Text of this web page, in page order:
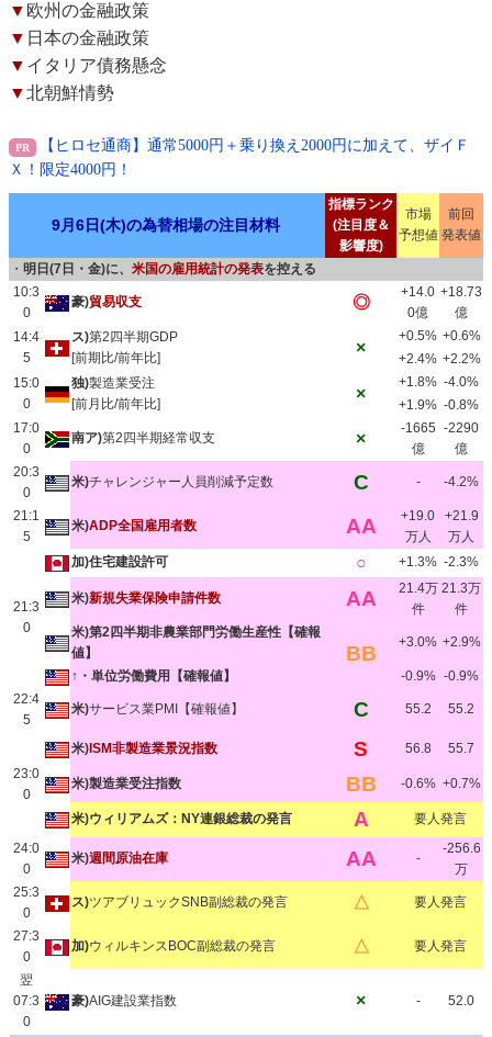
▼ 欧州の金融政策
▼ 日本の金融政策
▼ イタリア債務懸念
▼北朝鮮情勢
【ヒロセ通商】通常5000円＋乗り換え2000円に加えて、ザイＦ
Ｘ！限定4000円！
9月6日(木)の為替相場の注目材料
指標ランク
(注目度＆
影響度)
市場
予想値
前回
発表値
・ 明日(7日・金)に、 米国の雇用統計の発表を控える
10:3
0
豪)貿易収支 ◎
+14.0
0億
+18.73
億
14:4
5
ス)第2四半期GDP
[前期比/前年比]
×
+0.5% +0.6%
+2.4% +2.2%
15:0
0
独)製造業受注
[前月比/前年比]
×
+1.8% -4.0%
+1.9% -0.8%
17:0
0
南ア)第2四半期経常収支 ×
-1665
億
-2290
億
20:3
0
米)チャレンジャー人員削減予定数 C - -4.2%
21:1
5
米)ADP全国雇用者数 AA
+19.0
万人
+21.9
万人
21:3
0
加)住宅建設許可 ○ +1.3% -2.3%
米)新規失業保険申請件数 AA
21.4万
件
21.3万
件
米)第2四半期非農業部門労働生産性【確報
値】
BB +3.0% +2.9%
↑・単位労働費用【確報値】 -0.9% -0.9%
22:4
5
米)サービス業PMI【確報値】 C 55.2 55.2
23:0
0
米) ISM非製造業景況指数 S 56.8 55.7
米)製造業受注指数 BB -0.6% +0.7%
米)ウィリアムズ：NY連銀総裁の発言 A
要人発言
24:0
0
米)週間原油在庫 AA -
-256.6
万
25:3
0
ス)ツアブリュックSNB副総裁の発言 △ 要人発言
27:3
0
加)ウィルキンスBOC副総裁の発言 △ 要人発言
翌
07:3
0
豪)AIG建設業指数 × - 52.0